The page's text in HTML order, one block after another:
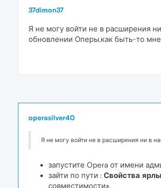
37dimon37
Я не могу войти не в расширения
обновлении Оперы,как быть-то
operasilver40
Я не могу войти не в расширения ни в
запустите Opera от имени
зайти по пути : Свойства
совместимости».